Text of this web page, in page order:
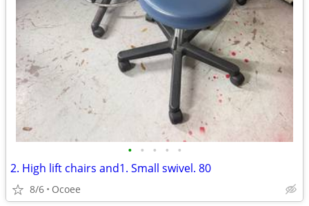
• • • • •
2. High lift chairs and1. Small swivel. 80
8/6 Ocoee